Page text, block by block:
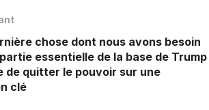
chose dont nous avons besoin
essentielle de la base de Trump
de quitter le pouvoir sur une
clé